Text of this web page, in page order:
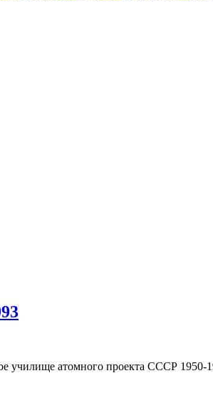
училище атомного проекта СССР 1950-